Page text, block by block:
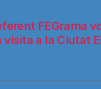
FEGrama
visita a la Ciutat